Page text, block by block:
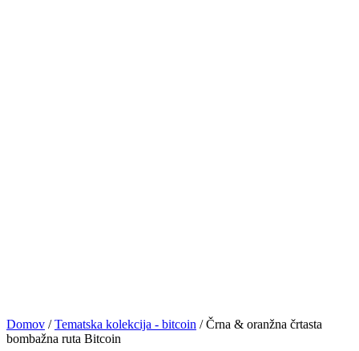
Domov /Tematska kolekcija - bitcoin / Črna & oranžna črtasta
bombažna ruta Bitcoin